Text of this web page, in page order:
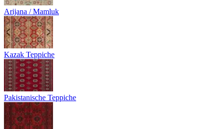
Arijana / Mamluk
Kazak Teppiche
Pakistanische Teppiche